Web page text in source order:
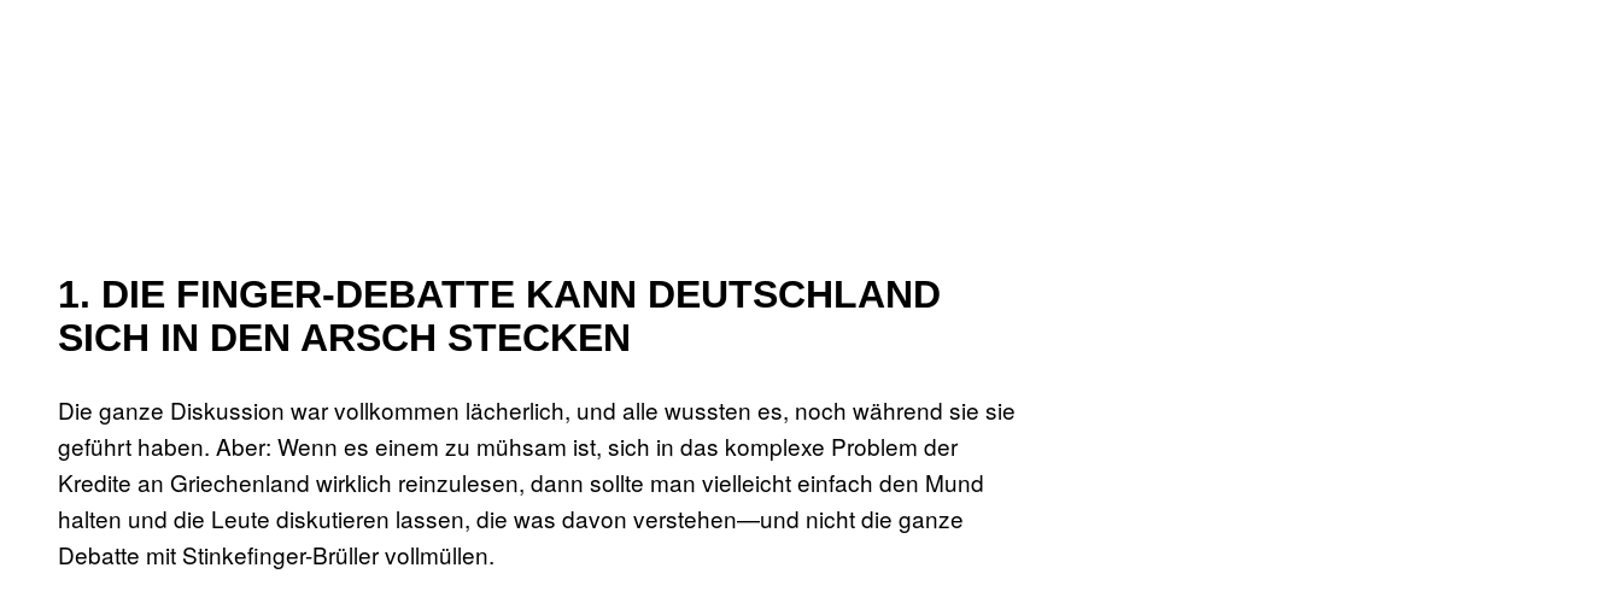
1. DIE FINGER-DEBATTE KANN DEUTSCHLAND
SICH IN DEN ARSCH STECKEN
Die ganze Diskussion war vollkommen lächerlich, und alle wussten es, noch während sie sie
geführt haben. Aber: Wenn es einem zu mühsam ist, sich in das komplexe Problem der
Kredite an Griechenland wirklich reinzulesen, dann sollte man vielleicht einfach den Mund
halten und die Leute diskutieren lassen, die was davon verstehen—und nicht die ganze
Debatte mit Stinkefinger-Brüller vollmüllen.